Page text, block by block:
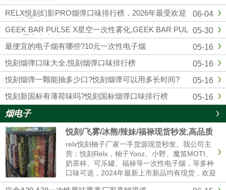
官方公布的售价来看，小野v1（1主机+3换弹）
299元一套，去小野实体店也是这个价格。微商
的话可能便宜一点，......
06-04
RELX悦刻幻影PRO烟弹口味排行榜，2026年最受欢迎
口味评测
05-30
GEEK BAR PULSE X星空一次性雾化,GEEK BAR PUL
SE X星空多少钱
05-16
最便宜的电子烟有哪些?10元一次性电子烟
05-16
悦刻烟弹口味大全,悦刻烟弹口味排行榜
05-16
悦刻烟弹一颗能抽多少口?悦刻烟弹可以用多长时间?
05-16
悦刻新国标有薄荷味吗?悦刻国标烟弹口味排行榜
烟电子
悦刻/飞雾/冰熊/辣妹/福禄现货秒发,高品质
电子烟厂家拿货 售后无忧
relx悦刻柚子厂家一手货源现货秒发。我公司主
营：悦刻Relx，柚子Yooz、小野、魔笛MOTI、
奶茶杯、可乐罐、福禄等一次性电子烟，等多种
口味可选，2024年最新上市新品均有现货，欢迎
咨询我们报价。品牌电子烟代理拿货批发，悦刻